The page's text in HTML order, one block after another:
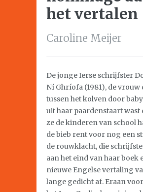
het vertalen
Caroline Meijer
De jonge Ierse schrijfster
Ní Ghríofa (1981), de vrouw
tussen het kolven door
uit haar paardenstaart wast
ze de kinderen van school
de bieb rent voor nog een
de rouwklacht, die
aan het eind van haar boek
nieuwe Engelse vertaling
lange gedicht af. Eraan